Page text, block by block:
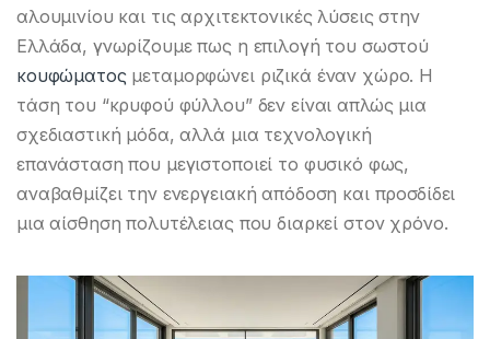
αλουμινίου και τις αρχιτεκτονικές λύσεις στην
Ελλάδα, γνωρίζουμε πως η επιλογή του σωστού
κουφώματοςμεταμορφώνει ριζικά έναν χώρο. Η
τάση του “κρυφού φύλλου” δεν είναι απλώς μια
σχεδιαστική μόδα, αλλά μια τεχνολογική
επανάσταση που μεγιστοποιεί το φυσικό φως,
αναβαθμίζει την ενεργειακή απόδοση και προσδίδει
μια αίσθηση πολυτέλειας που διαρκεί στον χρόνο.